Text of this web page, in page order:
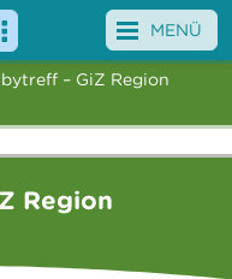
MENÜ
– GiZ Region
Region